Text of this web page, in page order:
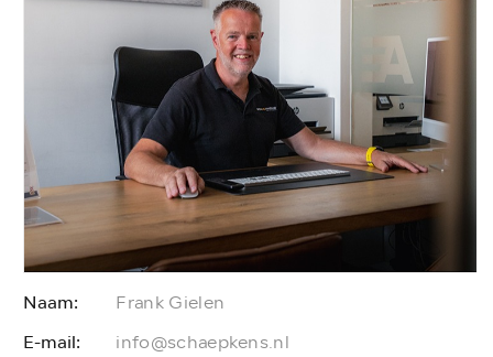
Naam: Frank Gielen
E-mail: info@schaepkens.nl